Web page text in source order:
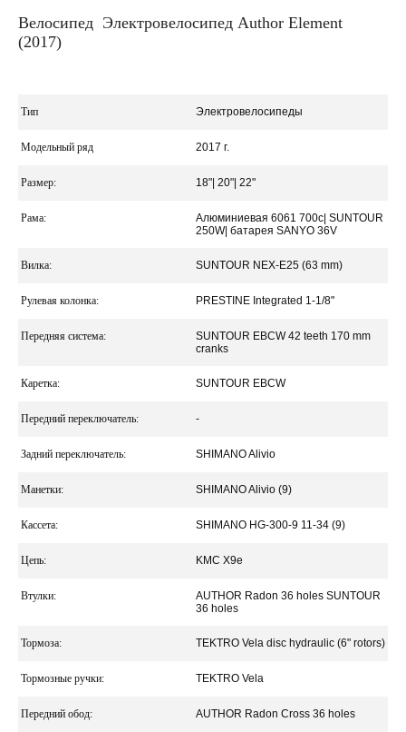
Велосипед Электровелосипед Author Element
(2017)
Тип Электровелосипеды
Модельный ряд 2017 г.
Размер: 18"| 20"| 22"
Рама:
Алюминиевая 6061 700c| SUNTOUR
250W| батарея SANYO 36V
Вилка: SUNTOUR NEX-E25 (63 mm)
Рулевая колонка: PRESTINE Integrated 1-1/8"
Передняя система:
SUNTOUR EBCW 42 teeth 170 mm
cranks
Каретка: SUNTOUR EBCW
Передний переключатель: -
Задний переключатель: SHIMANO Alivio
Манетки: SHIMANO Alivio (9)
Кассета: SHIMANO HG-300-9 11-34 (9)
Цепь: KMC X9e
Втулки:
AUTHOR Radon 36 holes SUNTOUR
36 holes
Тормоза: TEKTRO Vela disc hydraulic (6" rotors)
Тормозные ручки: TEKTRO Vela
Передний обод: AUTHOR Radon Cross 36 holes